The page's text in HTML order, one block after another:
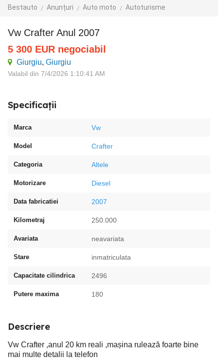
Bestauto Anunțuri Auto moto Autoturisme
Vw Crafter Anul 2007
5 300 EUR negociabil
Giurgiu, Giurgiu
Valabil din 7/4/2026 1:10:41 AM
Specificații
Marca Vw
Model Crafter
Categoria Altele
Motorizare Diesel
Data fabricatiei 2007
Kilometraj 250.000
Avariata neavariata
Stare inmatriculata
Capacitate cilindrica 2496
Putere maxima 180
Descriere
Vw Crafter ,anul 20 km reali ,mașina rulează foarte bine
mai multe detalii la telefon